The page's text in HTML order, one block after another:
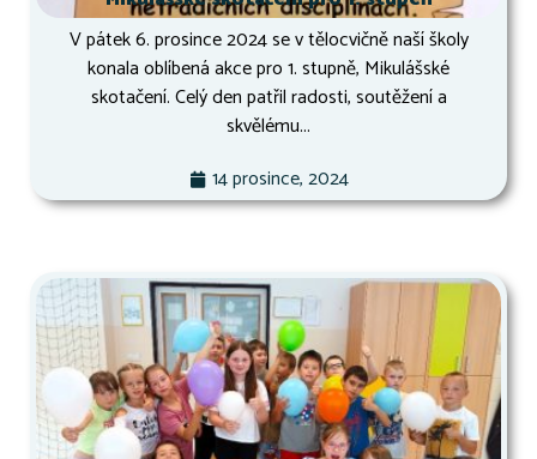
V pátek 6. prosince 2024 se v tělocvičně naší školy
konala oblíbená akce pro 1. stupně, Mikulášské
skotačení. Celý den patřil radosti, soutěžení a
skvělému...
14 prosince, 2024